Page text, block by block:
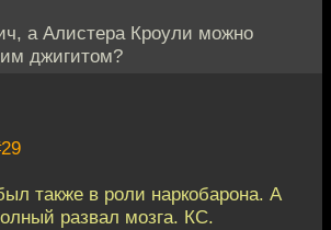
а Алистера Кроули можно
джигитом?
также в роли наркобарона. А
развал мозга. КС.